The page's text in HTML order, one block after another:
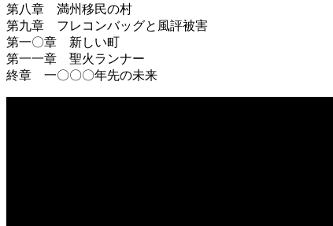
第八章 満州移民の村
第九章 フレコンバッグと風評被害
第一〇章 新しい町
第一一章 聖火ランナー
終章 一〇〇〇年先の未来